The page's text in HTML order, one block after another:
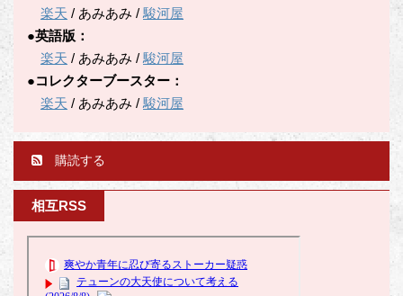
楽天 / あみあみ /駿河屋
●英語版：
楽天 / あみあみ /駿河屋
●コレクターブースター：
楽天 / あみあみ /駿河屋
購読する
相互RSS